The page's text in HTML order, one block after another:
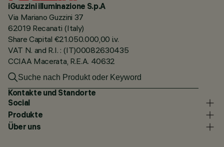
iGuzzini illuminazione S.p.A
Via Mariano Guzzini 37
62019 Recanati (Italy)
Share Capital €21.050.000,00 i.v.
VAT N. and R.I. : (IT)00082630435
CCIAA Macerata, R.E.A. 40632
Kontakte und Standorte
Social
Produkte
Über uns